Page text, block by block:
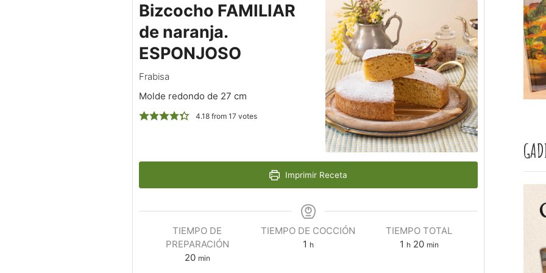
Bizcocho FAMILIAR
de naranja.
ESPONJOSO
Frabisa
Molde redondo de 27 cm
4.18from 17 votes
Imprimir Receta
TIEMPO DE
PREPARACIÓN
20 min
TIEMPO DE COCCIÓN
1 h
TIEMPO TOTAL
1 h 20 min